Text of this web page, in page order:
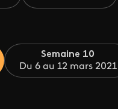
Semaine 10
Du 6 au 12 mars 2021